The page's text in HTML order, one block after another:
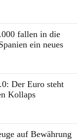
fallen in die
ein neues
Der Euro steht
Kollaps
auf Bewährung